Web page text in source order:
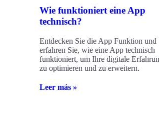
Wie funktioniert eine App
technisch?
Entdecken Sie die App Funktion und
erfahren Sie, wie eine App technisch
funktioniert, um Ihre digitale
zu optimieren und zu erweitern.
Leer más »